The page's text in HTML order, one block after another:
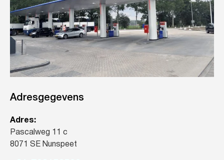
Adresgegevens
Adres:
Pascalweg 11 c
8071 SE Nunspeet